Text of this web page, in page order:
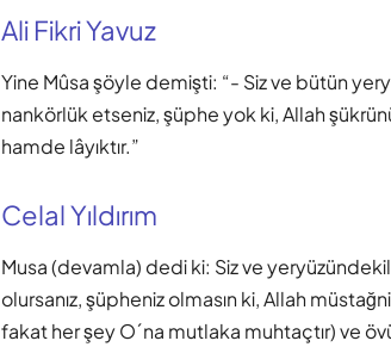
Ali Fikri Yavuz
Yine Mûsa şöyle demişti: “- Siz ve bütün
nankörlük etseniz, şüphe yok ki, Allah
hamde lâyıktır.”
Celal Yıldırım
Musa (devamla) dedi ki: Siz ve
olursanız, şüpheniz olmasın ki, Allah
fakat her şey O´na mutlaka muhtaçtır) ve